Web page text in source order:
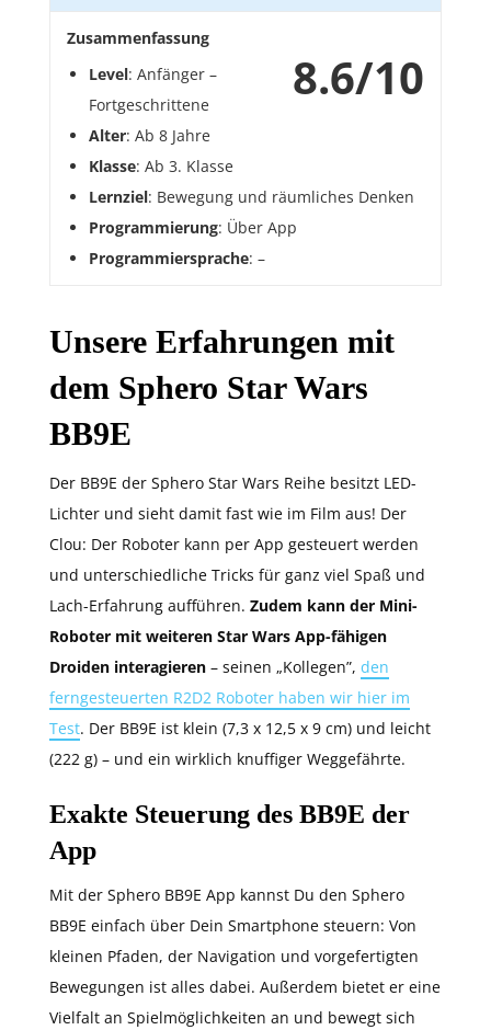
8.6/10
Zusammenfassung
Level: Anfänger –
Fortgeschrittene
Alter: Ab 8 Jahre
Klasse: Ab 3. Klasse
Lernziel: Bewegung und räumliches Denken
Programmierung: Über App
Programmiersprache: –
Unsere Erfahrungen mit
dem Sphero Star Wars
BB9E
Der BB9E der Sphero Star Wars Reihe besitzt LED-
Lichter und sieht damit fast wie im Film aus! Der
Clou: Der Roboter kann per App gesteuert werden
und unterschiedliche Tricks für ganz viel Spaß und
Lach-Erfahrung aufführen. Zudem kann der Mini-
Roboter mit weiteren Star Wars App-fähigen
Droiden interagieren – seinen „Kollegen”, den
ferngesteuerten R2D2 Roboter haben wir hier im
Test. Der BB9E ist klein (7,3 x 12,5 x 9 cm) und leicht
(222 g) – und ein wirklich knuffiger Weggefährte.
Exakte Steuerung des BB9E der
App
Mit der Sphero BB9E App kannst Du den Sphero
BB9E einfach über Dein Smartphone steuern: Von
kleinen Pfaden, der Navigation und vorgefertigten
Bewegungen ist alles dabei. Außerdem bietet er eine
Vielfalt an Spielmöglichkeiten an und bewegt sich